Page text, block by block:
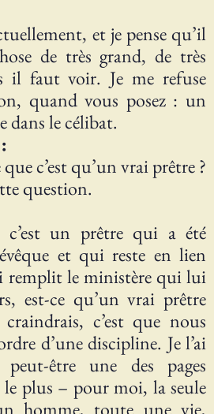
et je pense qu’il
de très grand, de très
il faut voir. Je me refuse
quand vous posez : un
dans le célibat.
c’est qu’un vrai prêtre ?
question.
un prêtre qui a été
et qui reste en lien
remplit le ministère qui lui
est-ce qu’un vrai prêtre
c’est que nous
d’une discipline. Je l’ai
être une des pages
le plus – pour moi, la seule
homme, toute une vie,